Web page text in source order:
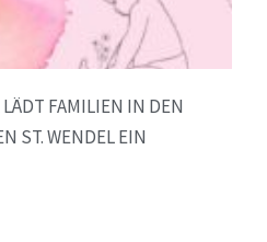
FAMILIEN IN DEN
ST. WENDEL EIN